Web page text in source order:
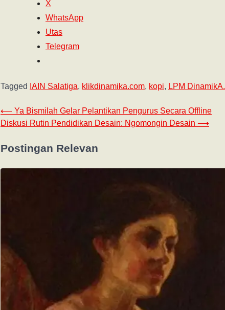
X
WhatsApp
Utas
Telegram
Tagged IAIN Salatiga, klikdinamika.com, kopi, LPM DinamikA.
⟵ Ya Bismilah Gelar Pelantikan Pengurus Secara Offline
Diskusi Rutin Pendidikan Desain: Ngomongin Desain ⟶
Postingan Relevan